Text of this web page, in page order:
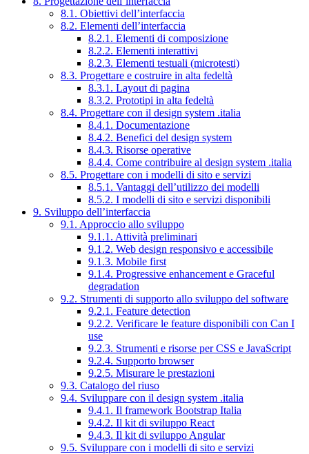
8.1. Obiettivi dell’interfaccia
8.2. Elementi dell’interfaccia
8.2.1. Elementi di composizione
8.2.2. Elementi interattivi
8.2.3. Elementi testuali (microtesti)
8.3. Progettare e costruire in alta fedeltà
8.3.1. Layout di pagina
8.3.2. Prototipi in alta fedeltà
8.4. Progettare con il design system .italia
8.4.1. Documentazione
8.4.2. Benefici del design system
8.4.3. Risorse operative
8.4.4. Come contribuire al design system .italia
8.5. Progettare con i modelli di sito e servizi
8.5.1. Vantaggi dell’utilizzo dei modelli
8.5.2. I modelli di sito e servizi disponibili
9. Sviluppo dell’interfaccia
9.1. Approccio allo sviluppo
9.1.1. Attività preliminari
9.1.2. Web design responsivo e accessibile
9.1.3. Mobile first
9.1.4. Progressive enhancement e Graceful
degradation
9.2. Strumenti di supporto allo sviluppo del software
9.2.1. Feature detection
9.2.2. Verificare le feature disponibili con Can I
use
9.2.3. Strumenti e risorse per CSS e JavaScript
9.2.4. Supporto browser
9.2.5. Misurare le prestazioni
9.3. Catalogo del riuso
9.4. Sviluppare con il design system .italia
9.4.1. Il framework Bootstrap Italia
9.4.2. Il kit di sviluppo React
9.4.3. Il kit di sviluppo Angular
9.5. Sviluppare con i modelli di sito e servizi